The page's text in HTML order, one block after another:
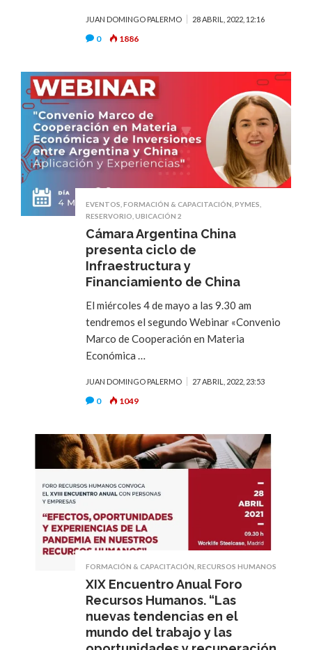
JUAN DOMINGO PALERMO 28 ABRIL, 2022, 12:16
0 1886
EVENTOS FORMACIÓN & CAPACITACIÓN PYMES
RESERVORIO UBICACIÓN 2
Cámara Argentina China
presenta ciclo de
Infraestructura y
Financiamiento de China
El miércoles 4 de mayo a las 9.30 am
tendremos el segundo Webinar «Convenio
Marco de Cooperación en Materia
Económica …
JUAN DOMINGO PALERMO 27 ABRIL, 2022, 23:53
0 1049
FORMACIÓN & CAPACITACIÓN RECURSOS HUMANOS
XIX Encuentro Anual Foro
Recursos Humanos. “Las
nuevas tendencias en el
mundo del trabajo y las